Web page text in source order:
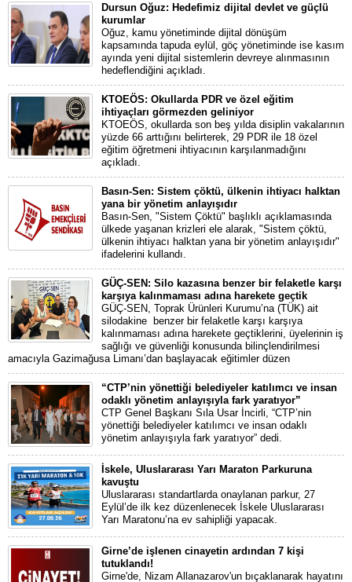
Dursun Oğuz: Hedefimiz dijital devlet ve güçlü
kurumlar
Oğuz, kamu yönetiminde dijital dönüşüm
kapsamında tapuda eylül, göç yönetiminde ise kasım
ayında yeni dijital sistemlerin devreye alınmasının
hedeflendiğini açıkladı.
KTOEÖS: Okullarda PDR ve özel eğitim
ihtiyaçları görmezden geliniyor
KTOEÖS, okullarda son beş yılda disiplin vakalarının
yüzde 66 arttığını belirterek, 29 PDR ile 18 özel
eğitim öğretmeni ihtiyacının karşılanmadığını
açıkladı.
Basın-Sen: Sistem çöktü, ülkenin ihtiyacı halktan
yana bir yönetim anlayışıdır
Basın-Sen, "Sistem Çöktü" başlıklı açıklamasında
ülkede yaşanan krizleri ele alarak, "Sistem çöktü,
ülkenin ihtiyacı halktan yana bir yönetim anlayışıdır"
ifadelerini kullandı.
GÜÇ-SEN: Silo kazasına benzer bir felaketle karşı
karşıya kalınmaması adına harekete geçtik
GÜÇ-SEN, Toprak Ürünleri Kurumu’na (TÜK) ait
silodakine benzer bir felaketle karşı karşıya
kalınmaması adına harekete geçtiklerini, üyelerinin iş
sağlığı ve güvenliği konusunda bilinçlendirilmesi
amacıyla Gazimağusa Limanı’dan başlayacak eğitimler düzen
“CTP’nin yönettiği belediyeler katılımcı ve insan
odaklı yönetim anlayışıyla fark yaratıyor”
CTP Genel Başkanı Sıla Usar İncirli, “CTP’nin
yönettiği belediyeler katılımcı ve insan odaklı
yönetim anlayışıyla fark yaratıyor” dedi.
İskele, Uluslararası Yarı Maraton Parkuruna
kavuştu
Uluslararası standartlarda onaylanan parkur, 27
Eylül’de ilk kez düzenlenecek İskele Uluslararası
Yarı Maratonu’na ev sahipliği yapacak.
Girne’de işlenen cinayetin ardından 7 kişi
tutuklandı!
Girne'de, Nizam Allanazarov'un bıçaklanarak hayatını